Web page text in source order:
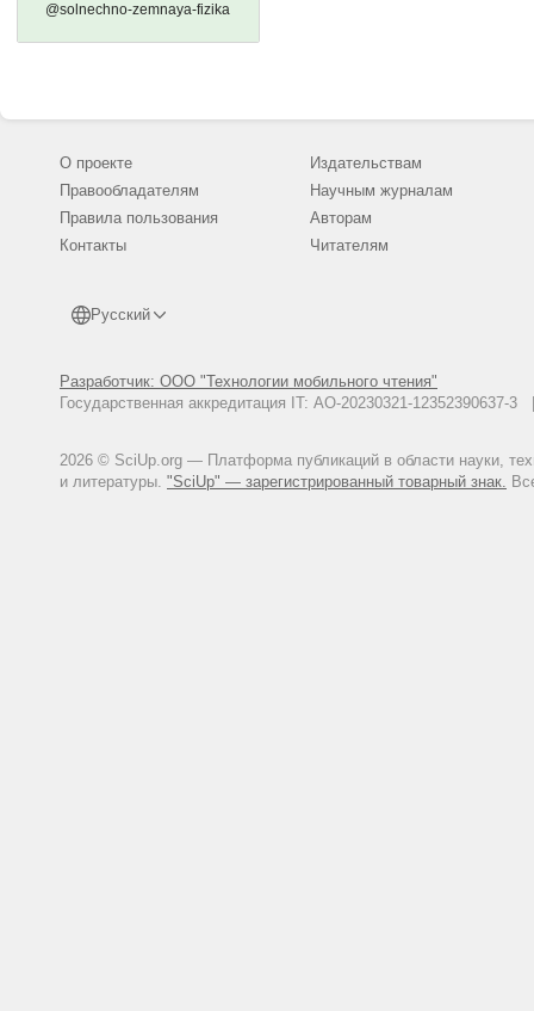
@solnechno-zemnaya-fizika
О проекте
Правообладателям
Правила пользования
Контакты
Русский
Разработчик: ООО "Технологии мобильного чтения"
Государственная аккредитация IT: АО-20230321-
2026 © SciUp.org — Платформа публикаций в области науки,
и литературы. "SciUp" — зарегистрированный товарный знак.
Издательствам
Научным журналам
Авторам
Читателям